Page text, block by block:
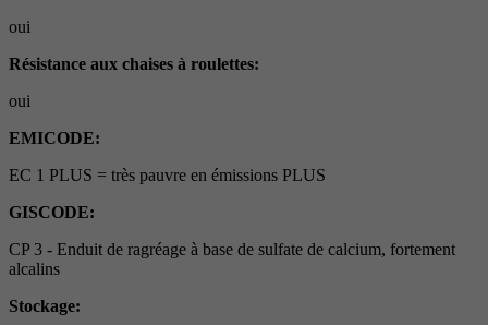
oui
Résistance aux chaises à roulettes:
oui
EMICODE:
EC 1 PLUS = très pauvre en émissions PLUS
GISCODE:
CP 3 - Enduit de ragréage à base de sulfate de calcium, fortement
alcalins
Stockage: